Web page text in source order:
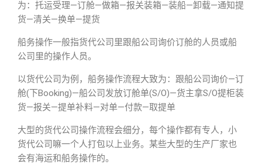
为：托运受理—订舱—做箱—报关装箱—装船—卸载—通知提
货—清关—换单—提货
船务操作一般指货代公司里跟船公司询价订舱的人员或船
公司里的操作人员。
以货代公司为例，船务操作流程大致为：跟船公司询价—订
舱(下Booking)—船公司发放订舱单(S/O)—货主拿S/O提柜装
货—报关—提单补料—对单—付款—取提单
大型的货代公司操作流程会细分，每个操作都有专人，小
货代公司嘛一个人打包以上业务。某些大型的生产厂家也
会有海运和船务操作的。